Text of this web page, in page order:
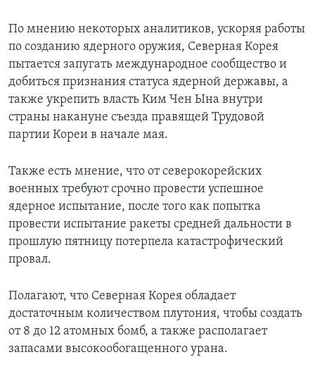
По мнению некоторых аналитиков, ускоряя работы
по созданию ядерного оружия, Северная Корея
пытается запугать международное сообщество и
добиться признания статуса ядерной державы, а
также укрепить власть Ким Чен Ына внутри
страны накануне съезда правящей Трудовой
партии Кореи в начале мая.
Также есть мнение, что от северокорейских
военных требуют срочно провести успешное
ядерное испытание, после того как попытка
провести испытание ракеты средней дальности в
прошлую пятницу потерпела катастрофический
провал.
Полагают, что Северная Корея обладает
достаточным количеством плутония, чтобы создать
от 8 до 12 атомных бомб, а также располагает
запасами высокообогащенного урана.